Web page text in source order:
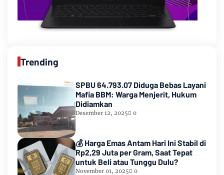
Trending
SPBU 64.793.07 Diduga Bebas Layani
Mafia BBM: Warga Menjerit, Hukum
Didiamkan
Desember 12, 2025 0
💰 Harga Emas Antam Hari Ini Stabil di
Rp2,29 Juta per Gram, Saat Tepat
untuk Beli atau Tunggu Dulu?
November 01, 2025 0